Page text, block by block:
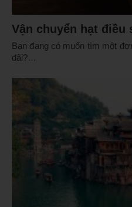
Vận chuyển hạt điều
Bạn đang có muốn tìm một
đãi?…